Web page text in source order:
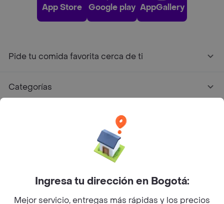
App Store Google play AppGallery
Pide tu comida favorita cerca de ti
Categorías
Facebook
Twitter
Instagram
©2026Rappi Inc. All rights reserved.
Ingresa tu dirección en Bogotá:
Mejor servicio, entregas más rápidas y los precios